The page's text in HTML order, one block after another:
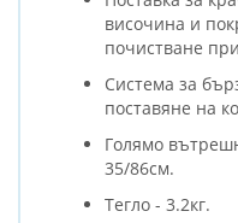
височина и
почистване
Система за
поставяне на
Голямо
35/86см.
Тегло - 3.2кг.